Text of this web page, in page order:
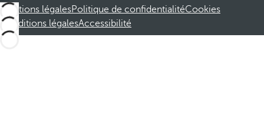
Mentions légalesPolitique de confidentialitéCookies
Conditions légalesAccessibilité